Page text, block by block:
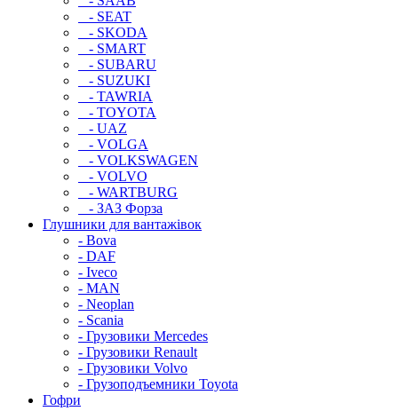
- SEAT
- SKODA
- SMART
- SUBARU
- SUZUKI
- TAWRIA
- TOYOTA
- UAZ
- VOLGA
- VOLKSWAGEN
- VOLVO
- WARTBURG
- ЗАЗ Форза
Глушники для вантажівок
- Bova
- DAF
- Iveco
- MAN
- Neoplan
- Scania
- Грузовики Mercedes
- Грузовики Renault
- Грузовики Volvo
- Грузоподъемники Toyota
Гофри